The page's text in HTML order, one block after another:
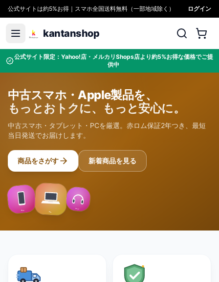
公式サイトは約5%お得｜スマホ全国送料無料（一部地域除く） ログイン
kantanshop
公式サイト限定：Yahoo!店・メルカリShops店より約5%お得な価格でご提
供中
中古スマホ・Apple製品を、
もっとおトクに、もっと安心に。
中古スマホ・タブレット・PCを厳選。赤ロム保証2年つき、最短
当日発送でお届けします。
商品をさがす 新着商品を見る
Max
Pro
Sound